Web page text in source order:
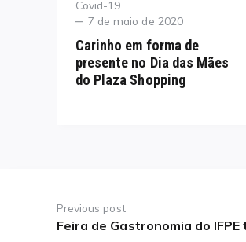
Category
Covid-19
Posted
7 de maio de 2020
Carinho em forma de
presente no Dia das Mães
do Plaza Shopping
de
Post
Previous post
Previous
Feira de Gastronomia do